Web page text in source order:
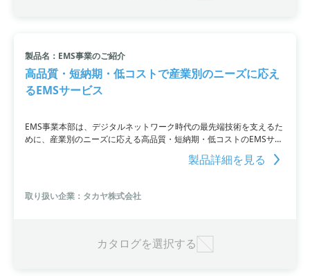
製品名：EMS事業のご紹介
高品質・短納期・低コストで産業別のニーズに応え
るEMSサービス
EMS事業本部は、デジタルネットワーク時代の最先端技術を支えるた
めに、産業別のニーズに応える高品質・短納期・低コストのEMSサー
ビスを提供しています。通信映像分野でのテクノロジーの進歩を追い
かける中、新たなデジタルネットワーク市場が急速に拡大しており、
れています。当社のEMS事業本部では、部材供給から開発設計、最終
製品の生産までを一貫して扱う一貫型EMSから、多種多様なニーズに
を解決し、お客様の要求にお応えすることをお約束します。
製品詳細を見る
取り扱い企業：タカヤ株式会社
カタログを選択する